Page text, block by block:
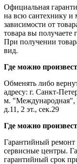
Официальная
на всю сантехнику и
зависимости от
товара вы получаете
При получении
вид.
Где можно
Обменять либо
адресу: г. Санкт-
м. "Международная",
д.11, 2 эт., сек.29
Где можно
Гарантийный ремонт
сервисные центры.
гарантийный срок